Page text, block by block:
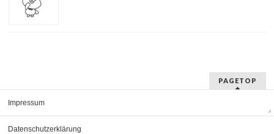
PAGETOP
Impressum
Datenschutzerklärung